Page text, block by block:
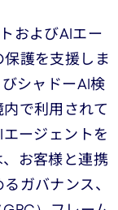
およびAIエー
護を支援しま
シャドーAI検
で利用されて
ージェントを
お客様と連携
ガバナンス、